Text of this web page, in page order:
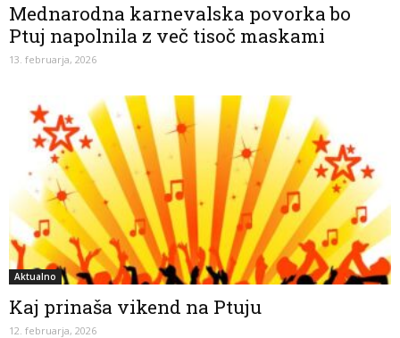
Mednarodna karnevalska povorka bo
Ptuj napolnila z več tisoč maskami
13. februarja, 2026
Aktualno
Kaj prinaša vikend na Ptuju
12. februarja, 2026